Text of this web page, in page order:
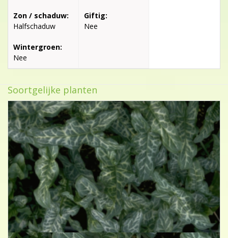
Zon / schaduw:
Halfschaduw
Wintergroen:
Nee
Giftig:
Nee
Soortgelijke planten